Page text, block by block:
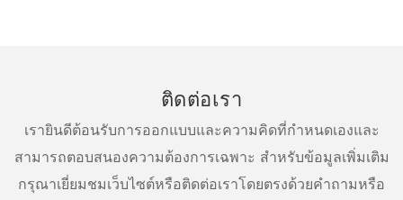
ติดต่อเรา
เรายินดีต้อนรับการออกแบบและความคิดที่กำหนดเองและ
สามารถตอบสนองความต้องการเฉพาะ สำหรับข้อมูลเพิ่มเติม
กรุณาเยี่ยมชมเว็บไซต์หรือติดต่อเราโดยตรงด้วยคำถามหรือ